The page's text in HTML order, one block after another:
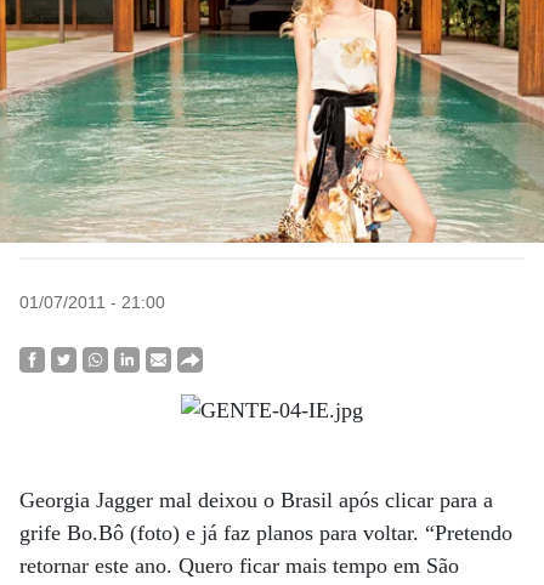
01/07/2011 - 21:00
Georgia Jagger mal deixou o Brasil após clicar para a
grife Bo.Bô (foto) e já faz planos para voltar. “Pretendo
retornar este ano. Quero ficar mais tempo em São